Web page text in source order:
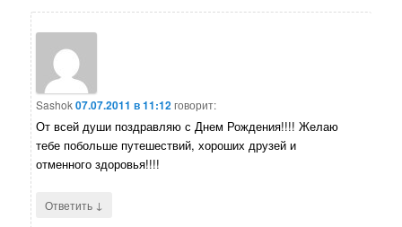
Sashok07.07.2011 в 11:12говорит:
От всей души поздравляю с Днем Рождения!!!! Желаю
тебе побольше путешествий, хороших друзей и
отменного здоровья!!!!
Ответить ↓